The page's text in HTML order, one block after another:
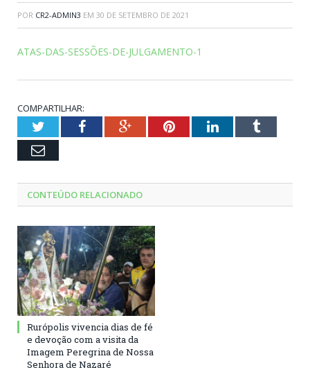
POR CR2-ADMIN3 EM 30 DE SETEMBRO DE 2021
ATAS-DAS-SESSÕES-DE-JULGAMENTO-1
COMPARTILHAR:
TwitterFacebookGoogle+PinterestLinkedInTumblr
Email
CONTEÚDO RELACIONADO
Rurópolis vivencia dias de fé
e devoção com a visita da
Imagem Peregrina de Nossa
Senhora de Nazaré